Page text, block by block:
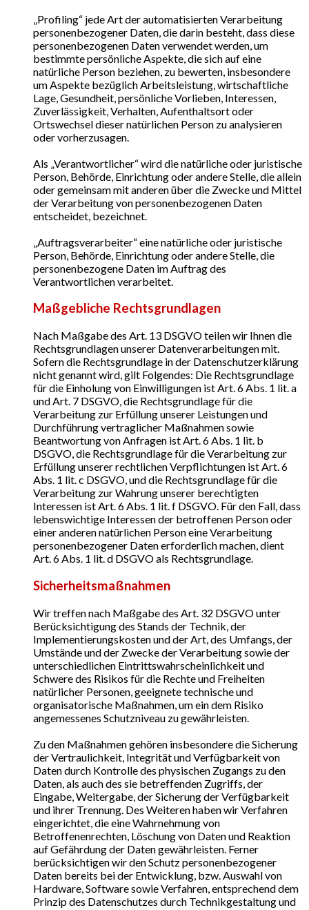
„Profiling“ jede Art der automatisierten Verarbeitung
personenbezogener Daten, die darin besteht, dass diese
personenbezogenen Daten verwendet werden, um
bestimmte persönliche Aspekte, die sich auf eine
natürliche Person beziehen, zu bewerten, insbesondere
um Aspekte bezüglich Arbeitsleistung, wirtschaftliche
Lage, Gesundheit, persönliche Vorlieben, Interessen,
Zuverlässigkeit, Verhalten, Aufenthaltsort oder
Ortswechsel dieser natürlichen Person zu analysieren
oder vorherzusagen.
Als „Verantwortlicher“ wird die natürliche oder juristische
Person, Behörde, Einrichtung oder andere Stelle, die allein
oder gemeinsam mit anderen über die Zwecke und Mittel
der Verarbeitung von personenbezogenen Daten
entscheidet, bezeichnet.
„Auftragsverarbeiter“ eine natürliche oder juristische
Person, Behörde, Einrichtung oder andere Stelle, die
personenbezogene Daten im Auftrag des
Verantwortlichen verarbeitet.
Maßgebliche Rechtsgrundlagen
Nach Maßgabe des Art. 13 DSGVO teilen wir Ihnen die
Rechtsgrundlagen unserer Datenverarbeitungen mit.
Sofern die Rechtsgrundlage in der Datenschutzerklärung
nicht genannt wird, gilt Folgendes: Die Rechtsgrundlage
für die Einholung von Einwilligungen ist Art. 6 Abs. 1 lit. a
und Art. 7 DSGVO, die Rechtsgrundlage für die
Verarbeitung zur Erfüllung unserer Leistungen und
Durchführung vertraglicher Maßnahmen sowie
Beantwortung von Anfragen ist Art. 6 Abs. 1 lit. b
DSGVO, die Rechtsgrundlage für die Verarbeitung zur
Erfüllung unserer rechtlichen Verpflichtungen ist Art. 6
Abs. 1 lit. c DSGVO, und die Rechtsgrundlage für die
Verarbeitung zur Wahrung unserer berechtigten
Interessen ist Art. 6 Abs. 1 lit. f DSGVO. Für den Fall, dass
lebenswichtige Interessen der betroffenen Person oder
einer anderen natürlichen Person eine Verarbeitung
personenbezogener Daten erforderlich machen, dient
Art. 6 Abs. 1 lit. d DSGVO als Rechtsgrundlage.
Sicherheitsmaßnahmen
Wir treffen nach Maßgabe des Art. 32 DSGVO unter
Berücksichtigung des Stands der Technik, der
Implementierungskosten und der Art, des Umfangs, der
Umstände und der Zwecke der Verarbeitung sowie der
unterschiedlichen Eintrittswahrscheinlichkeit und
Schwere des Risikos für die Rechte und Freiheiten
natürlicher Personen, geeignete technische und
organisatorische Maßnahmen, um ein dem Risiko
angemessenes Schutzniveau zu gewährleisten.
Zu den Maßnahmen gehören insbesondere die Sicherung
der Vertraulichkeit, Integrität und Verfügbarkeit von
Daten durch Kontrolle des physischen Zugangs zu den
Daten, als auch des sie betreffenden Zugriffs, der
Eingabe, Weitergabe, der Sicherung der Verfügbarkeit
und ihrer Trennung. Des Weiteren haben wir Verfahren
eingerichtet, die eine Wahrnehmung von
Betroffenenrechten, Löschung von Daten und Reaktion
auf Gefährdung der Daten gewährleisten. Ferner
berücksichtigen wir den Schutz personenbezogener
Daten bereits bei der Entwicklung, bzw. Auswahl von
Hardware, Software sowie Verfahren, entsprechend dem
Prinzip des Datenschutzes durch Technikgestaltung und